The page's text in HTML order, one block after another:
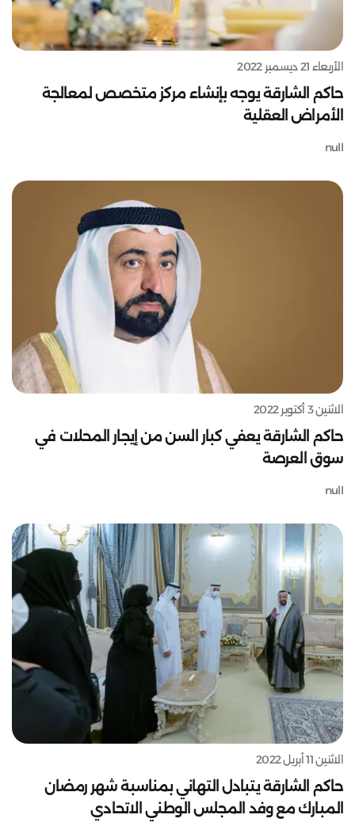
الأربعاء 21 ديسمبر 2022
حاكم الشارقة يوجه بإنشاء مركز متخصص لمعالجة
الأمراض العقلية
null
الاثنين 3 أكتوبر 2022
حاكم الشارقة يعفي كبار السن من إيجار المحلات في
سوق العرصة
null
الاثنين 11 أبريل 2022
حاكم الشارقة يتبادل التهاني بمناسبة شهر رمضان
المبارك مع وفد المجلس الوطني الاتحادي